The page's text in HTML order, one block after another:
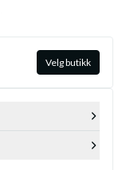
Velg butikk